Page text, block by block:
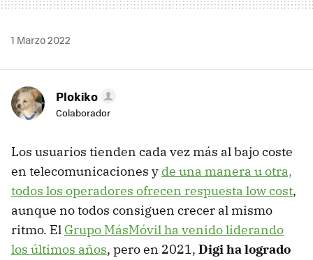
1 Marzo 2022
Plokiko
Colaborador
Los usuarios tienden cada vez más al bajo coste
en telecomunicaciones y de una manera u otra,
todos los operadores ofrecen respuesta low cost,
aunque no todos consiguen crecer al mismo
ritmo. El Grupo MásMóvil ha venido liderando
los últimos años, pero en 2021, Digi ha logrado